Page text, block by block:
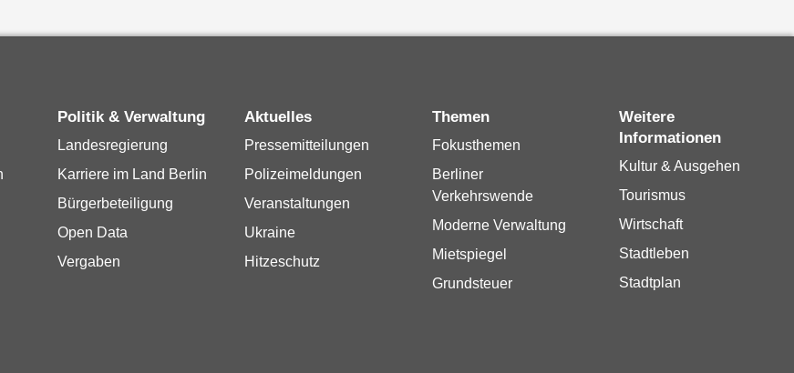
Politik & Verwaltung
Landesregierung
Karriere im Land Berlin
Bürgerbeteiligung
Open Data
Vergaben
Aktuelles
Pressemitteilungen
Polizeimeldungen
Veranstaltungen
Ukraine
Hitzeschutz
Themen
Fokusthemen
Berliner
Verkehrswende
Moderne Verwaltung
Mietspiegel
Grundsteuer
Weitere
Informationen
Kultur & Ausgehen
Tourismus
Wirtschaft
Stadtleben
Stadtplan